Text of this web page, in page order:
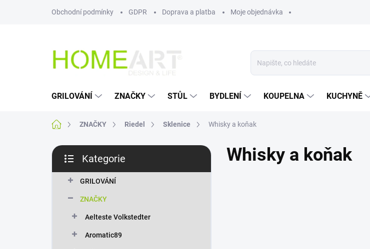
Obchodní podmínky GDPR Doprava a platba Moje objednávka
GRILOVÁNÍ ZNAČKY STŮL BYDLENÍ KOUPELNA KUCHYNĚ
Domů ZNAČKY Riedel Sklenice Whisky a koňak
P
s
kategorie
Kategorie
GRILOVÁNÍ
ZNAČKY
Aelteste Volkstedter
Aromatic89
Whisky a koňak